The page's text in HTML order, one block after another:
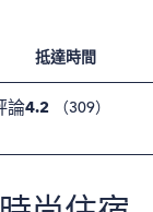
抵達時間
4.2 （309）